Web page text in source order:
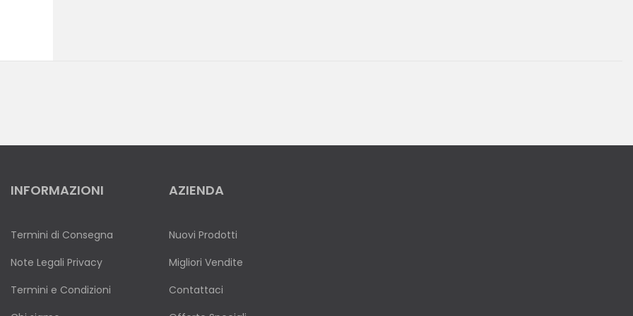
INFORMAZIONI
Termini di Consegna
Note Legali Privacy
Termini e Condizioni
AZIENDA
Nuovi Prodotti
Migliori Vendite
Contattaci